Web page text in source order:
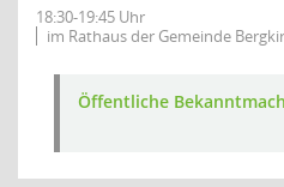
18:30-19:45 Uhr
im Rathaus der Gemeinde
Öffentliche